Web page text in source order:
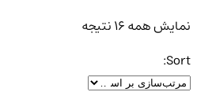
نمایش همه 16 نتیجه
Sort: